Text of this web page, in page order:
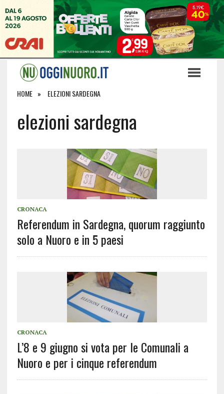
HOME ELEZIONI SARDEGNA
elezioni sardegna
CRONACA
Referendum in Sardegna, quorum raggiunto
solo a Nuoro e in 5 paesi
CRONACA
L’8 e 9 giugno si vota per le Comunali a
Nuoro e per i cinque referendum